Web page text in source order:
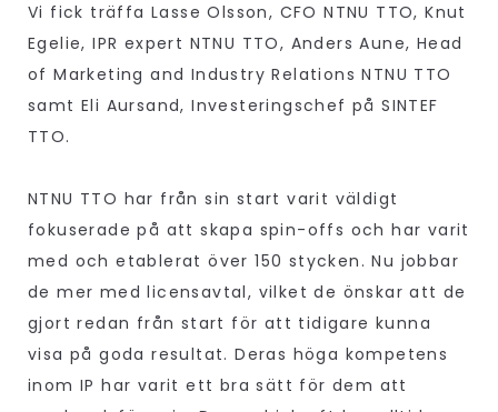
Vi fick träffa Lasse Olsson, CFO NTNU TTO, Knut
Egelie, IPR expert NTNU TTO, Anders Aune, Head
of Marketing and Industry Relations NTNU TTO
samt Eli Aursand, Investeringschef på SINTEF
TTO.
NTNU TTO har från sin start varit väldigt
fokuserade på att skapa spin-offs och har varit
med och etablerat över 150 stycken. Nu jobbar
de mer med licensavtal, vilket de önskar att de
gjort redan från start för att tidigare kunna
visa på goda resultat. Deras höga kompetens
inom IP har varit ett bra sätt för dem att